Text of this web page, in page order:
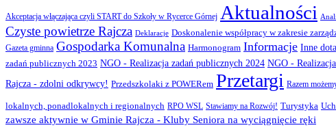
Akceptacja włączająca czyli START do Szkoły w Rycerce Górnej Aktualności
Czyste powietrze Rajcza Deklaracje Doskonalenie współpracy w zakresie
Gazeta gminna Gospodarka Komunalna Harmonogram Informacje Inne
zadań publicznych 2023 NGO - Realizacja zadań publicznych 2024 NGO -
Rajcza - zdolni odkrywcy! Przedszkolaki z POWERem Przetargi Razem
lokalnych, ponadlokalnych i regionalnych RPO WSL Stawiamy na Rozwój! Turystyka
zawsze aktywnie w Gminie Rajcza - Kluby Seniora na wyciągnięcie ręki